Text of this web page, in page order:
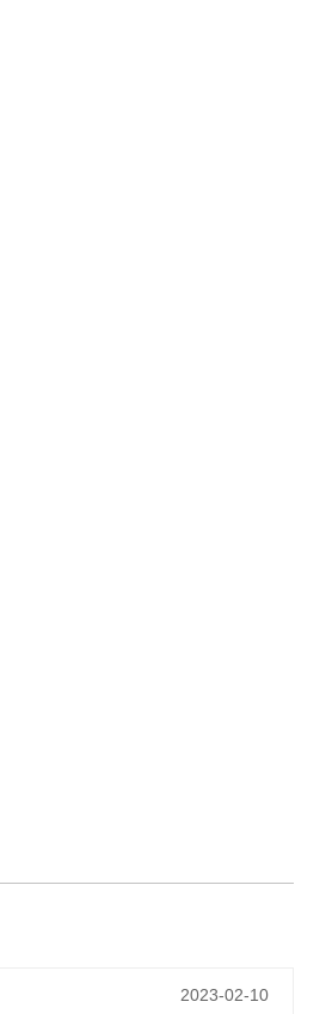
2023-02-10